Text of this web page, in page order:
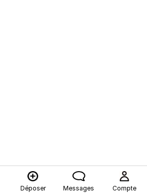
Déposer Messages Compte